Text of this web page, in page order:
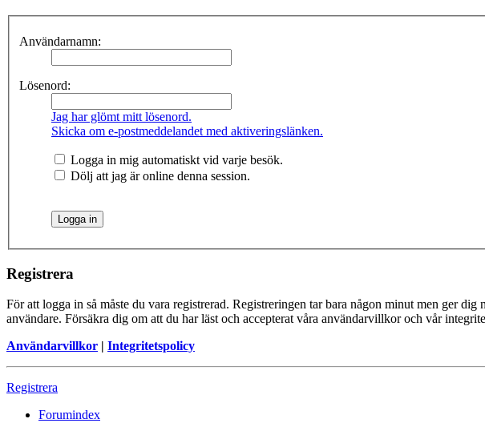
Användarnamn:
Lösenord:
Jag har glömt mitt lösenord.
Skicka om e-postmeddelandet med aktiveringslänken.
Logga in mig automatiskt vid varje besök.
Dölj att jag är online denna session.
Registrera
För att logga in så måste du vara registrerad. Registreringen tar bara någon minut men ger
användare. Försäkra dig om att du har läst och accepterat våra användarvillkor och vår
Användarvillkor | Integritetspolicy
Registrera
Forumindex